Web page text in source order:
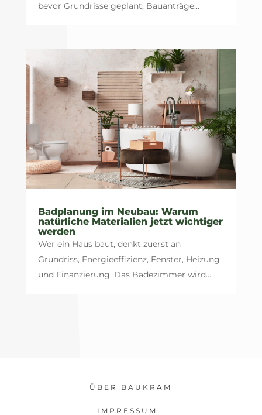
bevor Grundrisse geplant, Bauanträge...
Badplanung im Neubau: Warum
natürliche Materialien jetzt wichtiger
werden
Wer ein Haus baut, denkt zuerst an
Grundriss, Energieeffizienz, Fenster, Heizung
und Finanzierung. Das Badezimmer wird...
ÜBER BAUKRAM
IMPRESSUM